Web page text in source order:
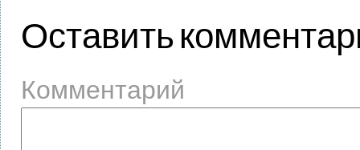
Оставить
Комментарий